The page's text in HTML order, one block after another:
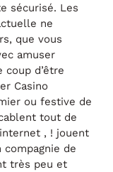
sécurisé. Les
ne
que vous
amuser
d’être
Casino
ou festive de
tout de
, ! jouent
de
très peu et